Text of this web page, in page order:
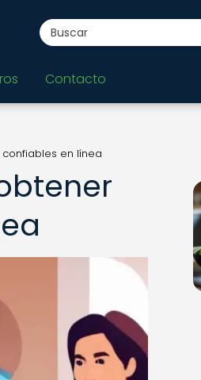
Contacto
en línea